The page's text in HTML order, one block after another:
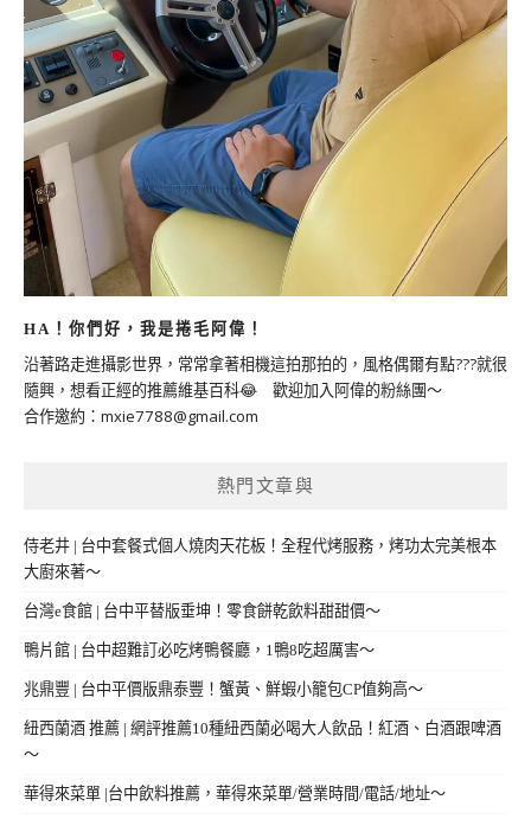
HA！你們好，我是捲毛阿偉！
沿著路走進攝影世界，常常拿著相機這拍那拍的，風格偶爾有點???就很
隨興，想看正經的推薦維基百科😂 歡迎加入阿偉的粉絲團～
合作邀約： mxie7788@gmail.com
熱門文章與
侍老井 | 台中套餐式個人燒肉天花板！全程代烤服務，烤功太完美根本
大廚來著～
台灣e食館 | 台中平替版垂坤！零食餅乾飲料甜甜價～
鴨片館 | 台中超難訂必吃烤鴨餐廳，1鴨8吃超厲害～
兆鼎豐 | 台中平價版鼎泰豐！蟹黃、鮮蝦小籠包CP值夠高～
紐西蘭酒 推薦 | 網評推薦10種紐西蘭必喝大人飲品！紅酒、白酒跟啤酒
～
華得來菜單 |台中飲料推薦，華得來菜單/營業時間/電話/地址～